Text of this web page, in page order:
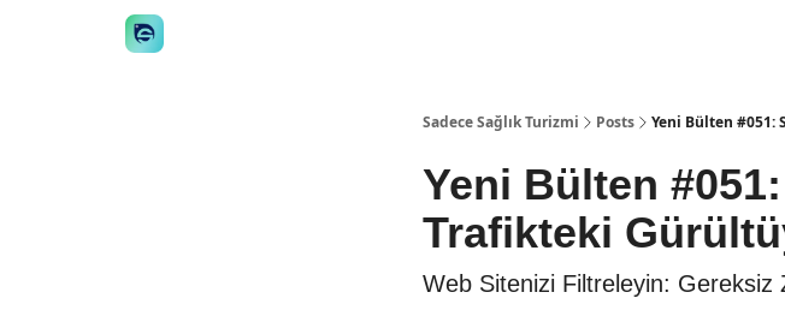
Sadece Sağlık Turizmi Posts Yeni Bülten #051:
Yeni Bülten
Trafikteki
Web Sitenizi Filtreleyin: Gereksiz